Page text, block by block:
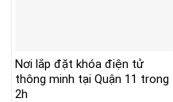
Nơi lắp đặt khóa điện tử
thông minh tại Quận 11 trong
2h